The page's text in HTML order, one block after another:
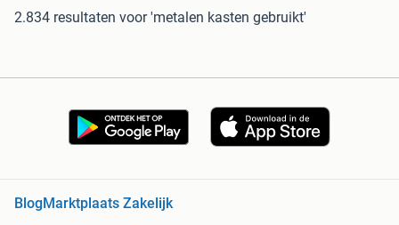
2.834 resultaten voor 'metalen kasten gebruikt'
Blog Marktplaats Zakelijk